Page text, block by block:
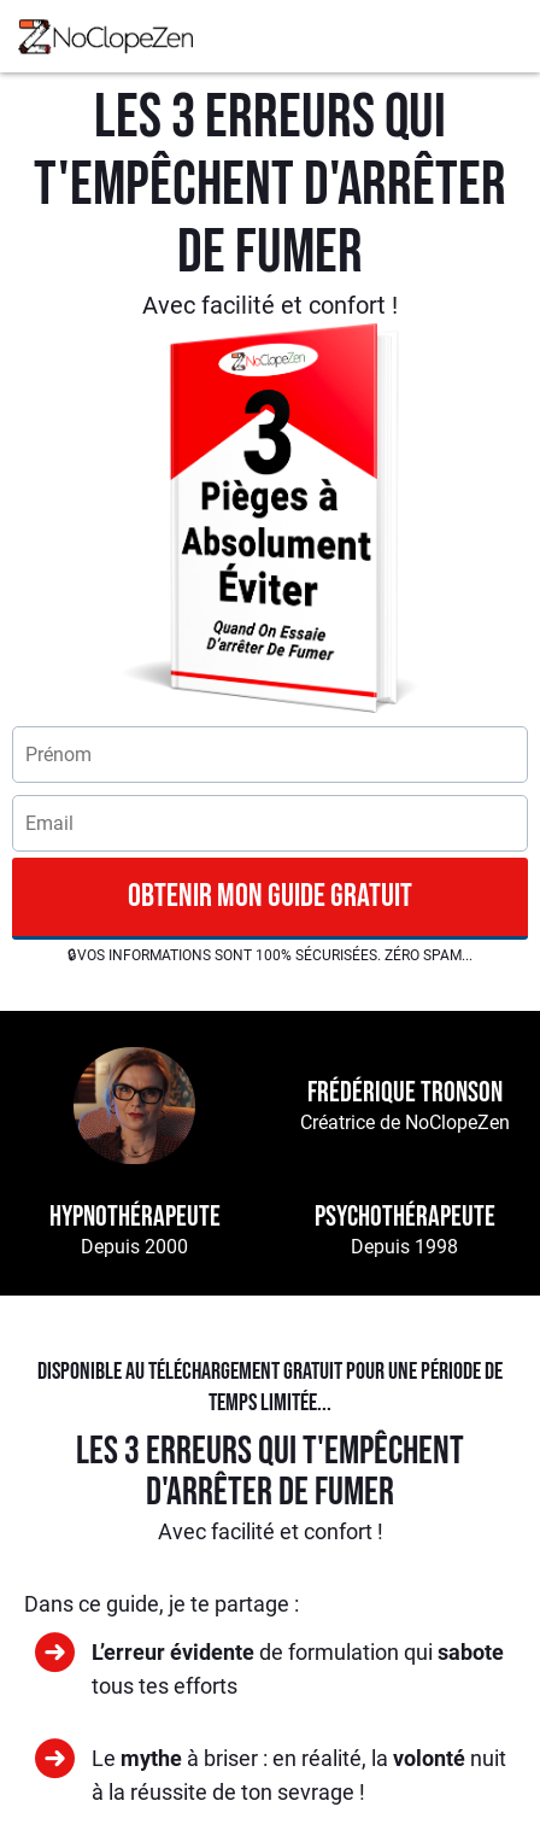
Les 3 erreurs qui
t'empêchent d'arrêter
de fumer
Avec facilité et confort !
OBTENIR MON guide GRATUIT
🔒VOS INFORMATIONS SONT 100% SÉCURISÉES. ZÉRO SPAM...
Frédérique tronson
Créatrice de NoClopeZen
HYPNOTHÉRAPEUTE
Depuis 2000
PSYCHOTHÉrapeute
Depuis 1998
Disponible au téléchargement gratuit pour une période de
temps limitée...
Les 3 erreurs qui t'empêchent
d'arrêter de fumer
Avec facilité et confort !
Dans ce guide, je te partage :
L’erreur évidentede formulation quisabote
tous tes efforts
Le mythe à briser : en réalité, lavolonté nuit
à la réussite de ton sevrage !